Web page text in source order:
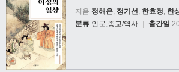
지음 정해은, 정기선, 한효정, 한
분류 인문 종교/역사 | 출간일